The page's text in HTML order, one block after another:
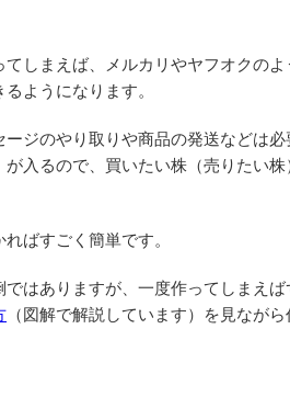
しまえば、メルカリやヤフオクのよ
ようになります。
ージのやり取りや商品の発送などは
入るので、買いたい株（売りたい
ばすごく簡単です。
はありますが、一度作ってしまえば
（図解で解説しています）を見なが